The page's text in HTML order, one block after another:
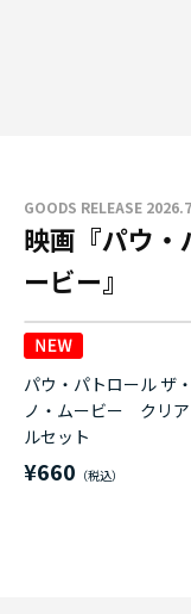
GOODS RELEASE
映画『パウ・
ービー』
パウ・パトロール ザ
ノ・ムービー クリア
ルセット
¥660